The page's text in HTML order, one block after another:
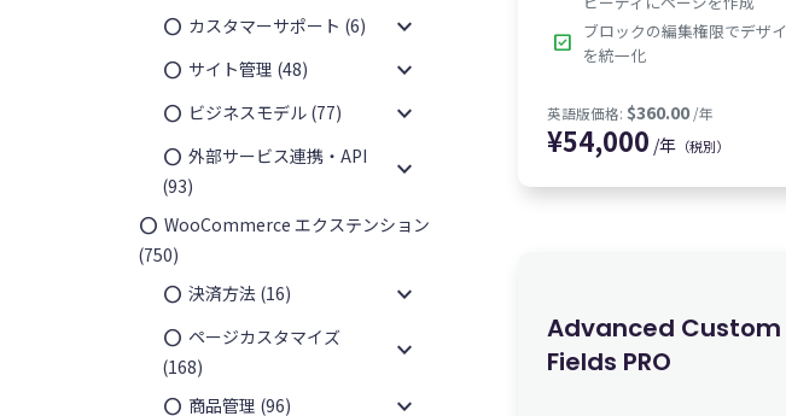
カスタマーサポート (6) expand_more
サイト管理 (48) expand_more
ビジネスモデル (77) expand_more
外部サービス連携・API
(93)
expand_more
WooCommerce エクステンション
(750)
決済方法 (16) expand_more
ページカスタマイズ
(168)
expand_more
商品管理 (96) expand_more
check_box ブロックの編集権限でデザ
を統一化
/年（税別）
Advanced Custom
Fields PRO
¥